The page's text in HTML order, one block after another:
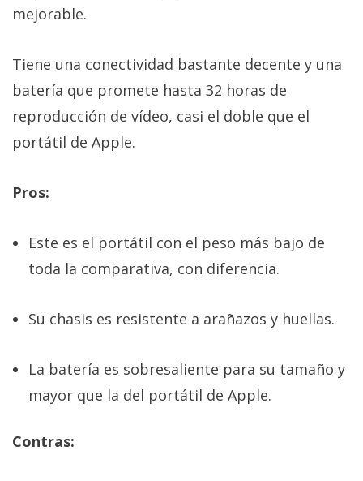
mejorable.
Tiene una conectividad bastante decente y una
batería que promete hasta 32 horas de
reproducción de vídeo, casi el doble que el
portátil de Apple.
Pros:
Este es el portátil con el peso más bajo de
toda la comparativa, con diferencia.
Su chasis es resistente a arañazos y huellas.
La batería es sobresaliente para su tamaño y
mayor que la del portátil de Apple.
Contras: